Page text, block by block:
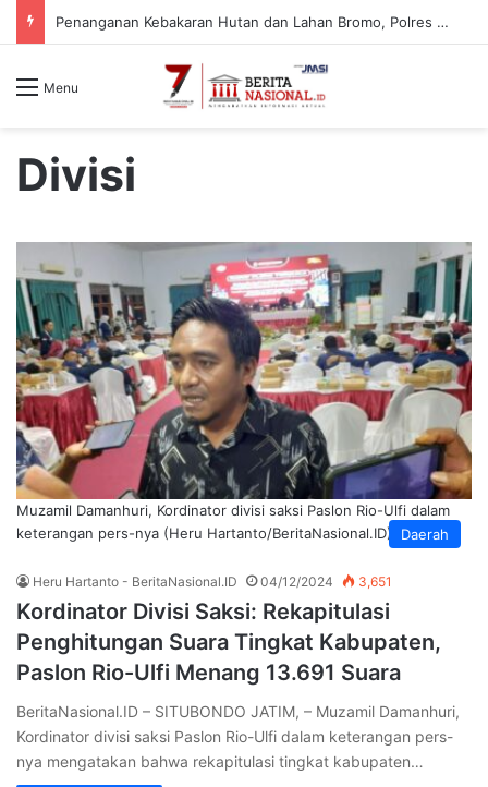
Penanganan Kebakaran Hutan dan Lahan Bromo, Polres Malang Pastikan Kawasan Jemplang Aman
Menu
Divisi
Daerah
Muzamil Damanhuri, Kordinator divisi saksi Paslon Rio-Ulfi dalam
keterangan pers-nya (Heru Hartanto/BeritaNasional.ID)
Heru Hartanto - BeritaNasional.ID 04/12/2024 3,651
Kordinator Divisi Saksi: Rekapitulasi
Penghitungan Suara Tingkat Kabupaten,
Paslon Rio-Ulfi Menang 13.691 Suara
BeritaNasional.ID – SITUBONDO JATIM, – Muzamil Damanhuri,
Kordinator divisi saksi Paslon Rio-Ulfi dalam keterangan pers-
nya mengatakan bahwa rekapitulasi tingkat kabupaten…